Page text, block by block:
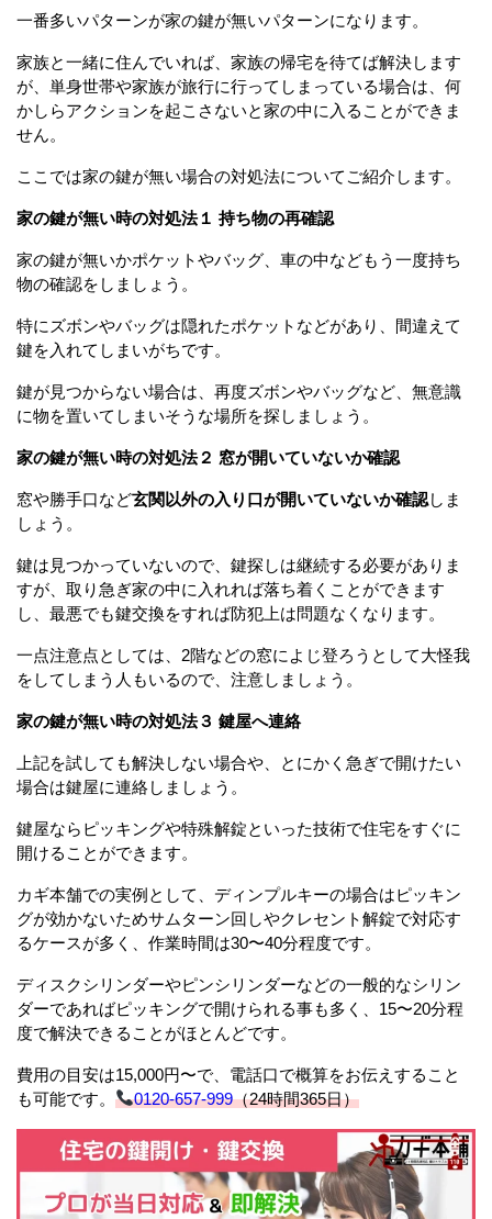
一番多いパターンが家の鍵が無いパターンになります。
家族と一緒に住んでいれば、家族の帰宅を待てば解決します
が、単身世帯や家族が旅行に行ってしまっている場合は、何
かしらアクションを起こさないと家の中に入ることができま
せん。
ここでは家の鍵が無い場合の対処法についてご紹介します。
家の鍵が無い時の対処法１ 持ち物の再確認
家の鍵が無いかポケットやバッグ、車の中などもう一度持ち
物の確認をしましょう。
特にズボンやバッグは隠れたポケットなどがあり、間違えて
鍵を入れてしまいがちです。
鍵が見つからない場合は、再度ズボンやバッグなど、無意識
に物を置いてしまいそうな場所を探しましょう。
家の鍵が無い時の対処法２ 窓が開いていないか確認
窓や勝手口など玄関以外の入り口が開いていないか確認しま
しょう。
鍵は見つかっていないので、鍵探しは継続する必要がありま
すが、取り急ぎ家の中に入れれば落ち着くことができます
し、最悪でも鍵交換をすれば防犯上は問題なくなります。
一点注意点としては、2階などの窓によじ登ろうとして大怪我
をしてしまう人もいるので、注意しましょう。
家の鍵が無い時の対処法３ 鍵屋へ連絡
上記を試しても解決しない場合や、とにかく急ぎで開けたい
場合は鍵屋に連絡しましょう。
鍵屋ならピッキングや特殊解錠といった技術で住宅をすぐに
開けることができます。
カギ本舗での実例として、ディンプルキーの場合はピッキン
グが効かないためサムターン回しやクレセント解錠で対応す
るケースが多く、作業時間は30〜40分程度です。
ディスクシリンダーやピンシリンダーなどの一般的なシリン
ダーであればピッキングで開けられる事も多く、15〜20分程
度で解決できることがほとんどです。
費用の目安は15,000円〜で、電話口で概算をお伝えすること
も可能です。
0120-657-999（24時間365日）